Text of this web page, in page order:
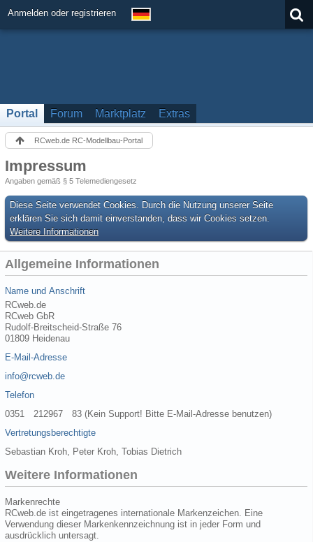
Anmelden oder registrieren
Portal Forum Marktplatz Extras
RCweb.de RC-Modellbau-Portal
Impressum
Angaben gemäß § 5 Telemediengesetz
Diese Seite verwendet Cookies. Durch die Nutzung unserer Seite
erklären Sie sich damit einverstanden, dass wir Cookies setzen.
Weitere Informationen
Allgemeine Informationen
Name und Anschrift
RCweb.de
RCweb GbR
Rudolf-Breitscheid-Straße 76
01809 Heidenau
E-Mail-Adresse
info@rcweb.de
Telefon
0351 212967 83 (Kein Support! Bitte E-Mail-Adresse benutzen)
Vertretungsberechtigte
Sebastian Kroh, Peter Kroh, Tobias Dietrich
Weitere Informationen
Markenrechte
RCweb.de ist eingetragenes internationale Markenzeichen. Eine
Verwendung dieser Markenkennzeichnung ist in jeder Form und
ausdrücklich untersagt.